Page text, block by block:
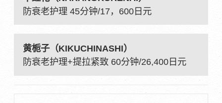
防衰老护理 45分钟/17，600日元
黄栀子（KIKUCHINASHI）
防衰老护理+提拉紧致 60分钟/26,400日元